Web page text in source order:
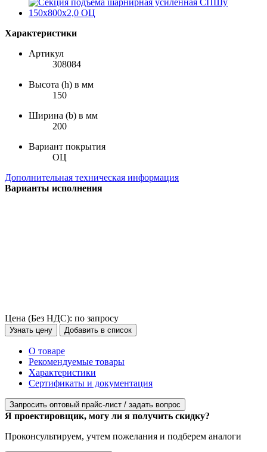
Характеристики
Артикул
308084
Высота (h) в мм
150
Ширина (b) в мм
200
Вариант покрытия
ОЦ
Дополнительная техническая информация
Варианты исполнения
Цена (Без НДС): по запросу
Узнать цену Добавить в список
О товаре
Рекомендуемые товары
Характеристики
Сертификаты и документация
Запросить оптовый прайс-лист / задать вопрос
Я проектировщик, могу ли я получить скидку?
Проконсультируем, учтем пожелания и подберем аналоги